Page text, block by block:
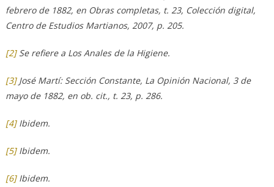
febrero de 1882, en Obras completas, t. 23, Colección digital,
Centro de Estudios Martianos, 2007, p. 205.
[2]Se refiere a Los Anales de la Higiene.
[3]José Martí: Sección Constante, La Opinión Nacional, 3 de
mayo de 1882, en ob. cit., t. 23, p. 286.
[4]Ibidem.
[5]Ibidem.
[6]Ibidem.